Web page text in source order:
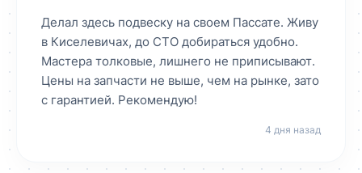
Делал здесь подвеску на своем Пассате. Живу
в Киселевичах, до СТО добираться удобно.
Мастера толковые, лишнего не приписывают.
Цены на запчасти не выше, чем на рынке, зато
с гарантией. Рекомендую!
4 дня назад